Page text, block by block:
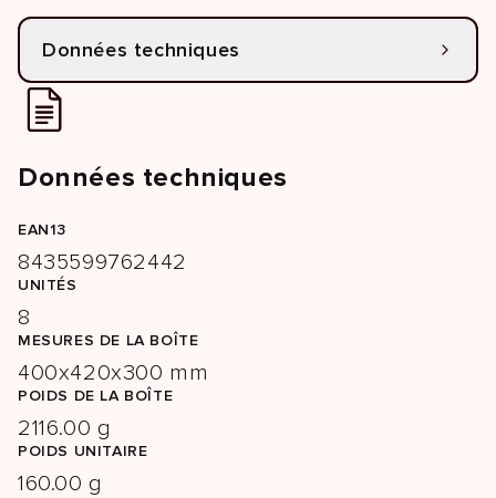
Données techniques
Données techniques
EAN13
8435599762442
UNITÉS
8
MESURES DE LA BOÎTE
400x420x300 mm
POIDS DE LA BOÎTE
2116.00 g
POIDS UNITAIRE
160.00 g